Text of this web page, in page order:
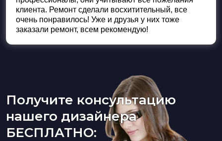
клиента. Ремонт сделали восхитительный, все
очень понравилось! Уже и друзья у них тоже
заказали ремонт, всем рекомендую!
Получите консультацию
нашего дизайнера
БЕСПЛАТНО: